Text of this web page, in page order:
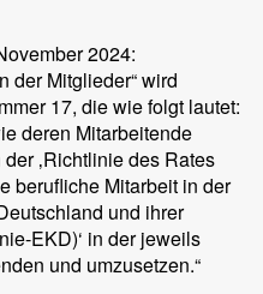
2024:
der Mitglieder“ wird
17, die wie folgt lautet:
deren Mitarbeitende
‚Richtlinie des Rates
berufliche Mitarbeit in der
und ihrer
EKD)‘ in der jeweils
und umzusetzen.“